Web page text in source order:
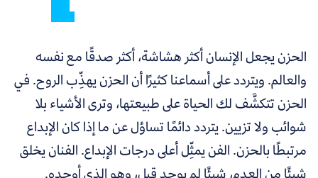
الحزن يجعل الإنسان أكثر هشاشة، أكثر صدقًا مع نفسه
والعالم. ويتردد على أسماعنا كثيرًا أن الحزن يهذِّب الروح. في
الحزن تتكشَّف لك الحياة على طبيعتها، وترى الأشياء بلا
شوائب ولا تزيين. يتردد دائمًا تساؤل عن ما إذا كان الإبداع
مرتبطًا بالحزن. الفن يمثِّل أعلى درجات الإبداع. الفنان يخلق